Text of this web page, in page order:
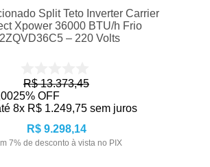
Split Teto Inverter Carrier
Xpower 36000 BTU/h Frio
– 220 Volts
R$ 13.373,45
0025% OFF
8x R$ 1.249,75sem juros
R$ 9.298,14
7% de desconto à vista no PIX